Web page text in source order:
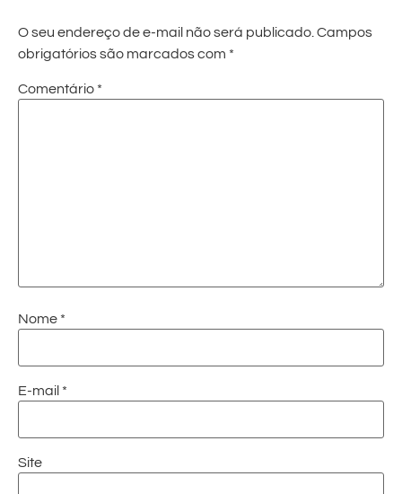
O seu endereço de e-mail não será publicado. Campos
obrigatórios são marcados com *
Comentário *
Nome *
E-mail *
Site